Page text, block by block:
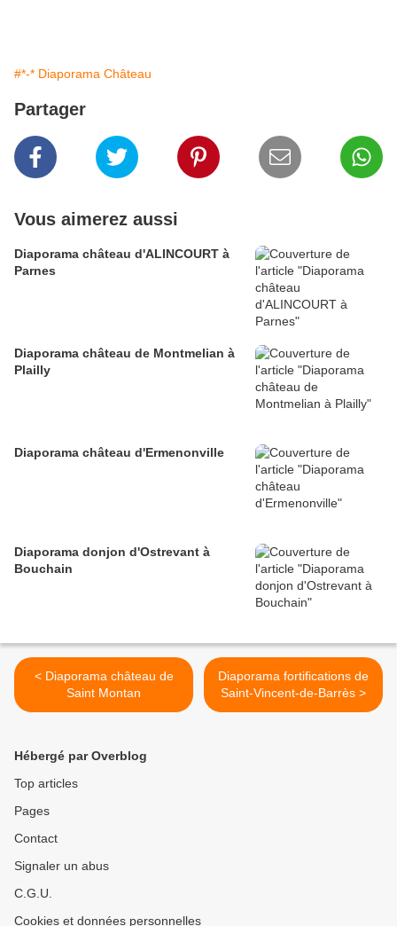
#*-* Diaporama Château
Partager
Vous aimerez aussi
Diaporama château d'ALINCOURT à
Parnes
Diaporama château de Montmelian à
Plailly
Diaporama château d'Ermenonville
Diaporama donjon d'Ostrevant à
Bouchain
< Diaporama château de
Saint Montan
Diaporama fortifications de
Saint-Vincent-de-Barrès >
Hébergé par Overblog
Top articles
Pages
Contact
Signaler un abus
C.G.U.
Cookies et données personnelles